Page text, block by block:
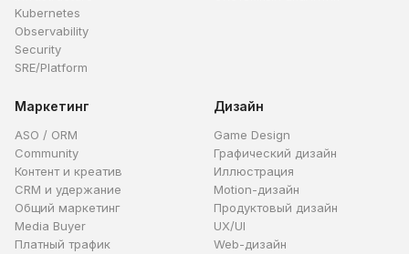
Kubernetes
Observability
Security
SRE/Platform
Маркетинг
ASO / ORM
Community
Контент и креатив
CRM и удержание
Общий маркетинг
Media Buyer
Платный трафик
Дизайн
Game Design
Графический дизайн
Иллюстрация
Motion-дизайн
Продуктовый дизайн
UX/UI
Web-дизайн